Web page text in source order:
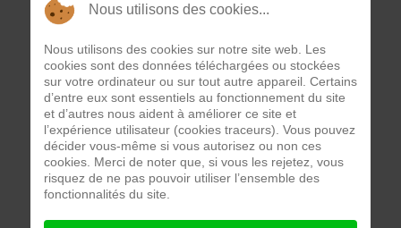
Nous utilisons des cookies...
Nous utilisons des cookies sur notre site web. Les
cookies sont des données téléchargées ou stockées
sur votre ordinateur ou sur tout autre appareil. Certains
d’entre eux sont essentiels au fonctionnement du site
et d’autres nous aident à améliorer ce site et
l’expérience utilisateur (cookies traceurs). Vous pouvez
décider vous-même si vous autorisez ou non ces
cookies. Merci de noter que, si vous les rejetez, vous
risquez de ne pas pouvoir utiliser l’ensemble des
fonctionnalités du site.